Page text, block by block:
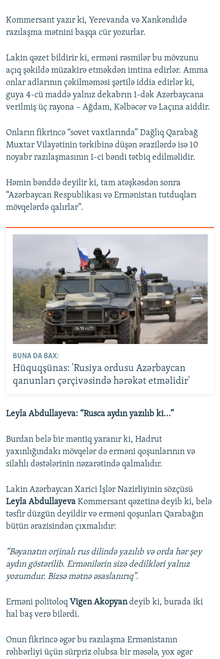
720p 1080p
Kommersant yazır ki, Yerevanda və Xankəndidə
razılaşma mətnini başqa cür yozurlar.
Lakin qəzet bildirir ki, erməni rəsmilər bu mövzunu
açıq şəkildə müzakirə etməkdən imtina edirlər. Amma
onlar adlarının çəkilməməsi şərtilə iddia edirlər ki,
guya 4-cü maddə yalnız dekabrın 1-dək Azərbaycana
verilmiş üç rayona – Ağdam, Kəlbəcər və Laçına aiddir.
Onların fikrincə “sovet vaxtlarında” Dağlıq Qarabağ
Muxtar Vilayətinin tərkibinə düşən ərazilərdə isə 10
noyabr razılaşmasının 1-ci bəndi tətbiq edilməlidir.
Həmin bənddə deyilir ki, tam atəşkəsdən sonra
“Azərbaycan Respublikası və Ermənistan tutduqları
mövqelərdə qalırlar”.
BUNA DA BAX:
Hüquqşünas: 'Rusiya ordusu Azərbaycan
qanunları çərçivəsində hərəkət etməlidir'
Leyla Abdullayeva: “Rusca aydın yazılıb ki...”
Burdan belə bir məntiq yaranır ki, Hadrut
yaxınlığındakı mövqelər də erməni qoşunlarının və
silahlı dəstələrinin nəzarətində qalmalıdır.
Lakin Azərbaycan Xarici İşlər Nazirliyinin sözçüsü
Leyla Abdullayeva Kommersant qəzetinə deyib ki, belə
təsfir düzgün deyildir və erməni qoşunları Qarabağın
bütün ərazisindən çıxmalıdır:
“Bəyanatın orjinalı rus dilində yazılıb və orda hər şey
aydın göstərilib. Ermənilərin sizə dedilkləri yalnız
yozumdur. Bizsə mətnə əsaslanırıq”.
Erməni politoloq Vigen Akopyandeyib ki, burada iki
hal baş verə bilərdi.
Onun fikrincə əgər bu razılaşma Ermənistanın
rəhbərliyi üçün sürpriz olubsa bir məsələ, yox əgər